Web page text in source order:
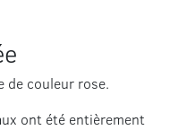
de couleur rose.
ont été entièrement